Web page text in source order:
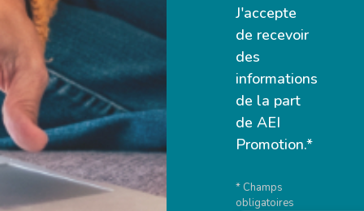
J'accepte
de recevoir
des
informations
de la part
de AEI
Promotion.*
* Champs
obligatoires